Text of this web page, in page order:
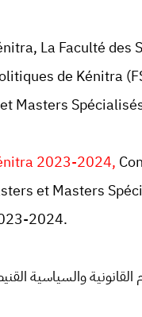
La Faculté des
de Kénitra
Masters
2023-2024,
et Masters
2024.
والسياسية القنيطرة